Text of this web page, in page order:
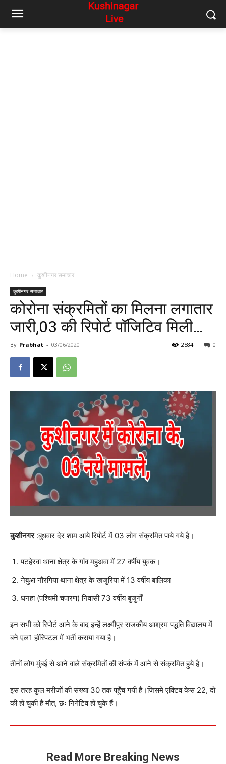
Home कुशीनगर समाचार
कुशीनगर समाचार
कोरोना संक्रमितों का मिलना लगातार
जारी,03 की रिपोर्ट पॉजिटिव मिली…
By Prabhat - 03/06/2020 0
2584
कुशीनगर:बुधवार देर शाम आये रिपोर्ट में 03 लोग संक्रमित पाये गये है।
पटहेरवा थाना क्षेत्र के गांव महुअवा में 27 वर्षीय युवक।
नेबुआ नौरंगिया थाना क्षेत्र के खजुरिया में 13 वर्षीय बालिका
धनहा (पश्चिमी चंपारण) निवासी 73 वर्षीय बुजुर्गों
इन सभी को रिपोर्ट आने के बाद इन्हें लक्ष्मीपुर राजकीय आश्रम पद्धति विद्यालय में
बने एल1 हॉस्पिटल में भर्ती कराया गया है।
तीनों लोग मुंबई से आने वाले संक्रमितों की संपर्क में आने से संक्रमित हुये है।
इस तरह कुल मरीजों की संख्या 30 तक पहुँच गयी है।जिसमे एक्टिव केस 22, दो
की हो चुकी है मौत, छः निगेटिव हो चुके हैं।
Read More Breaking News